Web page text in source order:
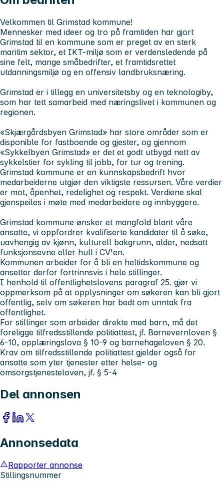
Velkommen til Grimstad kommune!
Mennesker med ideer og tro på framtiden har gjort
Grimstad til en kommune som er preget av en sterk
maritim sektor, et IKT-miljø som er verdensledende på
sine felt, mange småbedrifter, et framtidsrettet
utdanningsmiljø og en offensiv landbruksnæring.
Grimstad er i tillegg en universitetsby og en teknologiby,
som har tett samarbeid med næringslivet i kommunen og
regionen.
«Skjærgårdsbyen Grimstad» har store områder som er
disponible for fastboende og gjester, og gjennom
«Sykkelbyen Grimstad» er det et godt utbygd nett av
sykkelstier for sykling til jobb, for tur og trening.
Grimstad kommune er en kunnskapsbedrift hvor
medarbeiderne utgjør den viktigste ressursen. Våre verdier
er mot, åpenhet, redelighet og respekt. Verdiene skal
gjenspeiles i møte med medarbeidere og innbyggere.
Grimstad kommune ønsker et mangfold blant våre
ansatte, vi oppfordrer kvalifiserte kandidater til å søke,
uavhengig av kjønn, kulturell bakgrunn, alder, nedsatt
funksjonsevne eller hull i CV'en.
Kommunen arbeider for å bli en heltidskommune og
ansetter derfor fortrinnsvis i hele stillinger.
I henhold til offentlighetslovens paragraf 25. gjør vi
oppmerksom på at opplysninger om søkeren kan bli gjort
offentlig, selv om søkeren har bedt om unntak fra
offentlighet.
For stillinger som arbeider direkte med barn, må det
foreligge tilfredsstillende politiattest, jf. Barnevernloven §
6-10, opplæringslova § 10-9 og barnehageloven § 20.
Krav om tilfredsstillende politiattest gjelder også for
ansatte som yter tjenester etter helse- og
omsorgstjenesteloven, jf. § 5-4
Del annonsen
Annonsedata
Rapporter annonse
Stillingsnummer